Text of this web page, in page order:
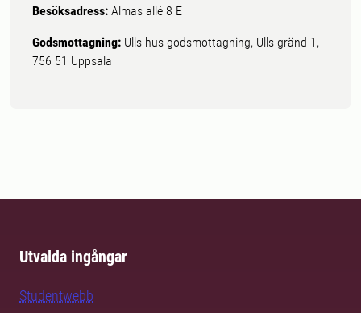
Besöksadress: Almas allé 8 E
Godsmottagning: Ulls hus godsmottagning, Ulls gränd 1,
756 51 Uppsala
Utvalda ingångar
Studentwebb